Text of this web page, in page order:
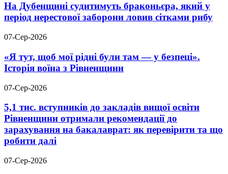
На Дубенщині судитимуть браконьєра, який у
період нерестової заборони ловив сітками рибу
07-Сер-2026
«Я тут, щоб мої рідні були там — у безпеці».
Історія воїна з Рівненщини
07-Сер-2026
5,1 тис. вступників до закладів вищої освіти
Рівненщини отримали рекомендації до
зарахування на бакалаврат: як перевірити та що
робити далі
07-Сер-2026